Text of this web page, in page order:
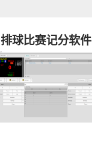
排球比赛记分软件